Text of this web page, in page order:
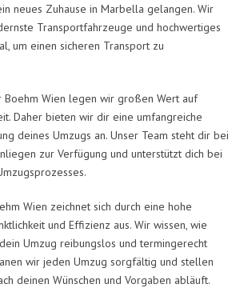
neues Zuhause in Marbella gelangen. Wir
Transportfahrzeuge und hochwertiges
um einen sicheren Transport zu
Boehm Wien legen wir großen Wert auf
Daher bieten wir dir eine umfangreiche
deines Umzugs an. Unser Team steht dir bei
zur Verfügung und unterstützt dich bei
Wien zeichnet sich durch eine hohe
und Effizienz aus. Wir wissen, wie
Umzug reibungslos und termingerecht
wir jeden Umzug sorgfältig und stellen
deinen Wünschen und Vorgaben abläuft.